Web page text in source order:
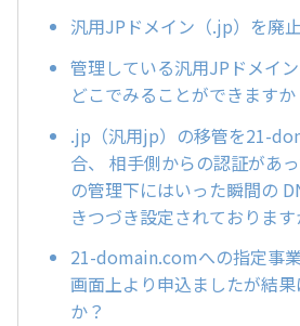
汎用JPドメイン（.jp）を廃
管理している汎用JPドメイ
どこでみることができますか
.jp（汎用jp）の移管を21-
合、 相手側からの認証があ
の管理下にはいった瞬間の
きつづき設定されております
21-domain.comへの指定事
画面上より申込ましたが結
か？